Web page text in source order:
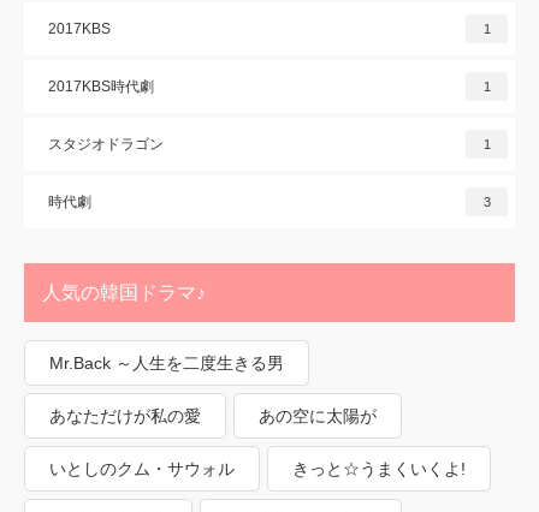
2017KBS 1
2017KBS時代劇 1
スタジオドラゴン 1
時代劇 3
人気の韓国ドラマ♪
Mr.Back ～人生を二度生きる男
あなただけが私の愛 あの空に太陽が
いとしのクム・サウォル きっと☆うまくいくよ!